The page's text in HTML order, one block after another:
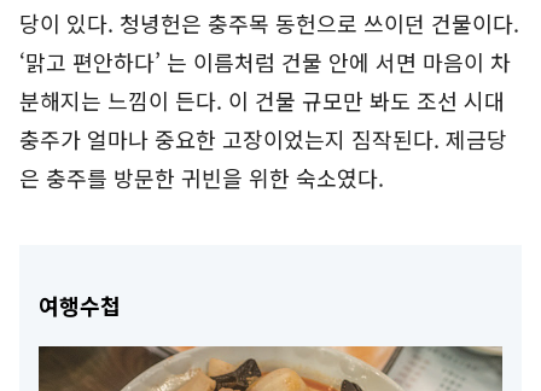
당이 있다. 청녕헌은 충주목 동헌으로 쓰이던 건물이다.
‘맑고 편안하다’ 는 이름처럼 건물 안에 서면 마음이 차
분해지는 느낌이 든다. 이 건물 규모만 봐도 조선 시대
충주가 얼마나 중요한 고장이었는지 짐작된다. 제금당
은 충주를 방문한 귀빈을 위한 숙소였다.
여행수첩